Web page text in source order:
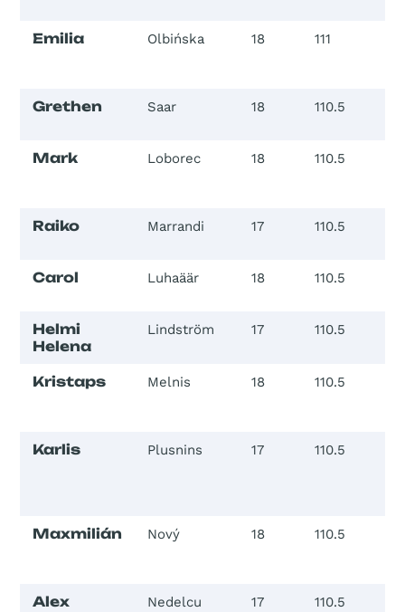
Emilia Olbińska 18 111
Grethen Saar 18 110.5
Mark Loborec 18 110.5
Raiko Marrandi 17 110.5
Carol Luhaäär 18 110.5
Helmi
Helena
Lindström 17 110.5
Kristaps Melnis 18 110.5
Karlis Plusnins 17 110.5
Maxmilián Nový 18 110.5
Alex Nedelcu 17 110.5